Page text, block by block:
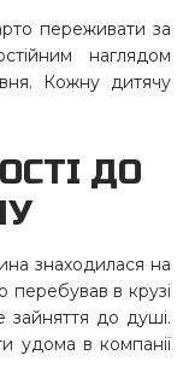
переживати за
наглядом
Кожну дитячу
ДО
знаходилася на
перебував в крузі
зайняття до душі.
удома в компанії